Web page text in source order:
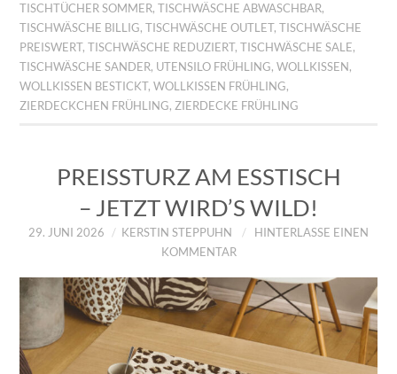
TISCHTÜCHER SOMMER,TISCHWÄSCHE ABWASCHBAR,
TISCHWÄSCHE BILLIG,TISCHWÄSCHE OUTLET,TISCHWÄSCHE
PREISWERT,TISCHWÄSCHE REDUZIERT,TISCHWÄSCHE SALE,
TISCHWÄSCHE SANDER, UTENSILO FRÜHLING,WOLLKISSEN ,
WOLLKISSEN BESTICKT,WOLLKISSEN FRÜHLING,
ZIERDECKCHEN FRÜHLING, ZIERDECKE FRÜHLING
PREISSTURZ AM ESSTISCH
– JETZT WIRD’S WILD!
29. JUNI 2026 KERSTIN STEPPUHN
HINTERLASSE EINEN
KOMMENTAR